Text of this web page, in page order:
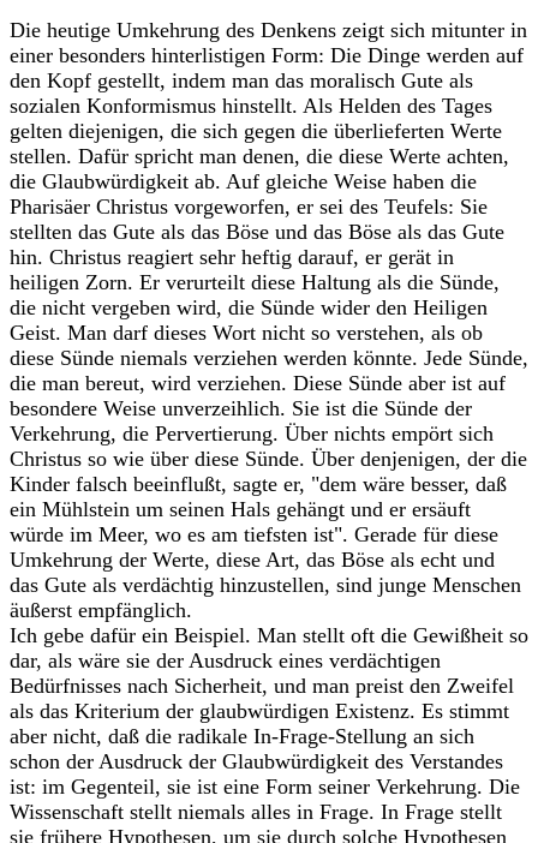
Die heutige Umkehrung des Denkens zeigt sich mitunter in
einer besonders hinterlistigen Form: Die Dinge werden auf
den Kopf gestellt, indem man das moralisch Gute als
sozialen Konformismus hinstellt. Als Helden des Tages
gelten diejenigen, die sich gegen die überlieferten Werte
stellen. Dafür spricht man denen, die diese Werte achten,
die Glaubwürdigkeit ab. Auf gleiche Weise haben die
Pharisäer Christus vorgeworfen, er sei des Teufels: Sie
stellten das Gute als das Böse und das Böse als das Gute
hin. Christus reagiert sehr heftig darauf, er gerät in
heiligen Zorn. Er verurteilt diese Haltung als die Sünde,
die nicht vergeben wird, die Sünde wider den Heiligen
Geist. Man darf dieses Wort nicht so verstehen, als ob
diese Sünde niemals verziehen werden könnte. Jede Sünde,
die man bereut, wird verziehen. Diese Sünde aber ist auf
besondere Weise unverzeihlich. Sie ist die Sünde der
Verkehrung, die Pervertierung. Über nichts empört sich
Christus so wie über diese Sünde. Über denjenigen, der die
Kinder falsch beeinflußt, sagte er, "dem wäre besser, daß
ein Mühlstein um seinen Hals gehängt und er ersäuft
würde im Meer, wo es am tiefsten ist". Gerade für diese
Umkehrung der Werte, diese Art, das Böse als echt und
das Gute als verdächtig hinzustellen, sind junge Menschen
äußerst empfänglich.
Ich gebe dafür ein Beispiel. Man stellt oft die Gewißheit so
dar, als wäre sie der Ausdruck eines verdächtigen
Bedürfnisses nach Sicherheit, und man preist den Zweifel
als das Kriterium der glaubwürdigen Existenz. Es stimmt
aber nicht, daß die radikale In-Frage-Stellung an sich
schon der Ausdruck der Glaubwürdigkeit des Verstandes
ist: im Gegenteil, sie ist eine Form seiner Verkehrung. Die
Wissenschaft stellt niemals alles in Frage. In Frage stellt
sie frühere Hypothesen, um sie durch solche Hypothesen